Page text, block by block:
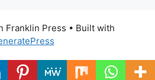
Franklin Press • Built with